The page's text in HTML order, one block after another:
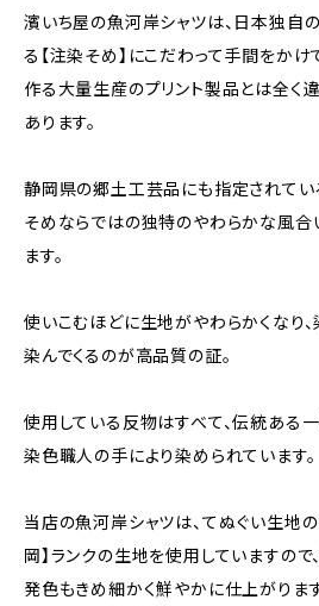
濱いち屋の魚河岸シャツは、日本独自
る【注染そめ】にこだわって手間をかけ
作る大量生産のプリント製品とは全く
あります。
静岡県の郷土工芸品にも指定されてい
そめならではの独特のやわらかな風合
ます。
使いこむほどに生地がやわらかくなり
染んでくるのが高品質の証。
使用している反物はすべて、伝統ある
染色職人の手により染められています。
当店の魚河岸シャツは、てぬぐい生地
岡】ランクの生地を使用していますの
発色もきめ細かく鮮やかに仕上がります